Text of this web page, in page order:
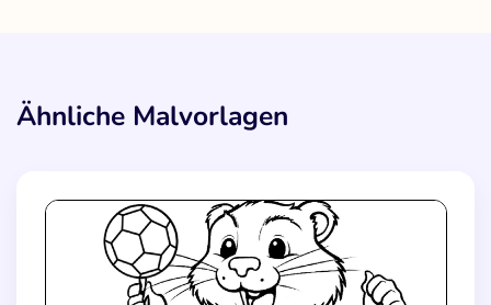
Ähnliche Malvorlagen